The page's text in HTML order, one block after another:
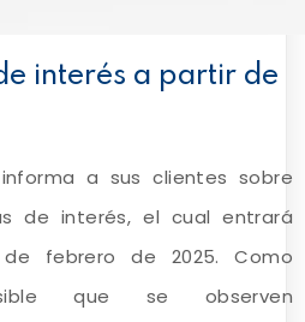
interés a partir de
informa a sus clientes sobre
de interés, el cual entrará
febrero de 2025. Como
que se observen